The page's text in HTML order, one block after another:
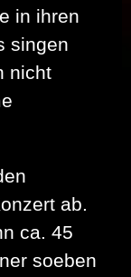
in ihren
singen
nicht
ab.
ca. 45
soeben